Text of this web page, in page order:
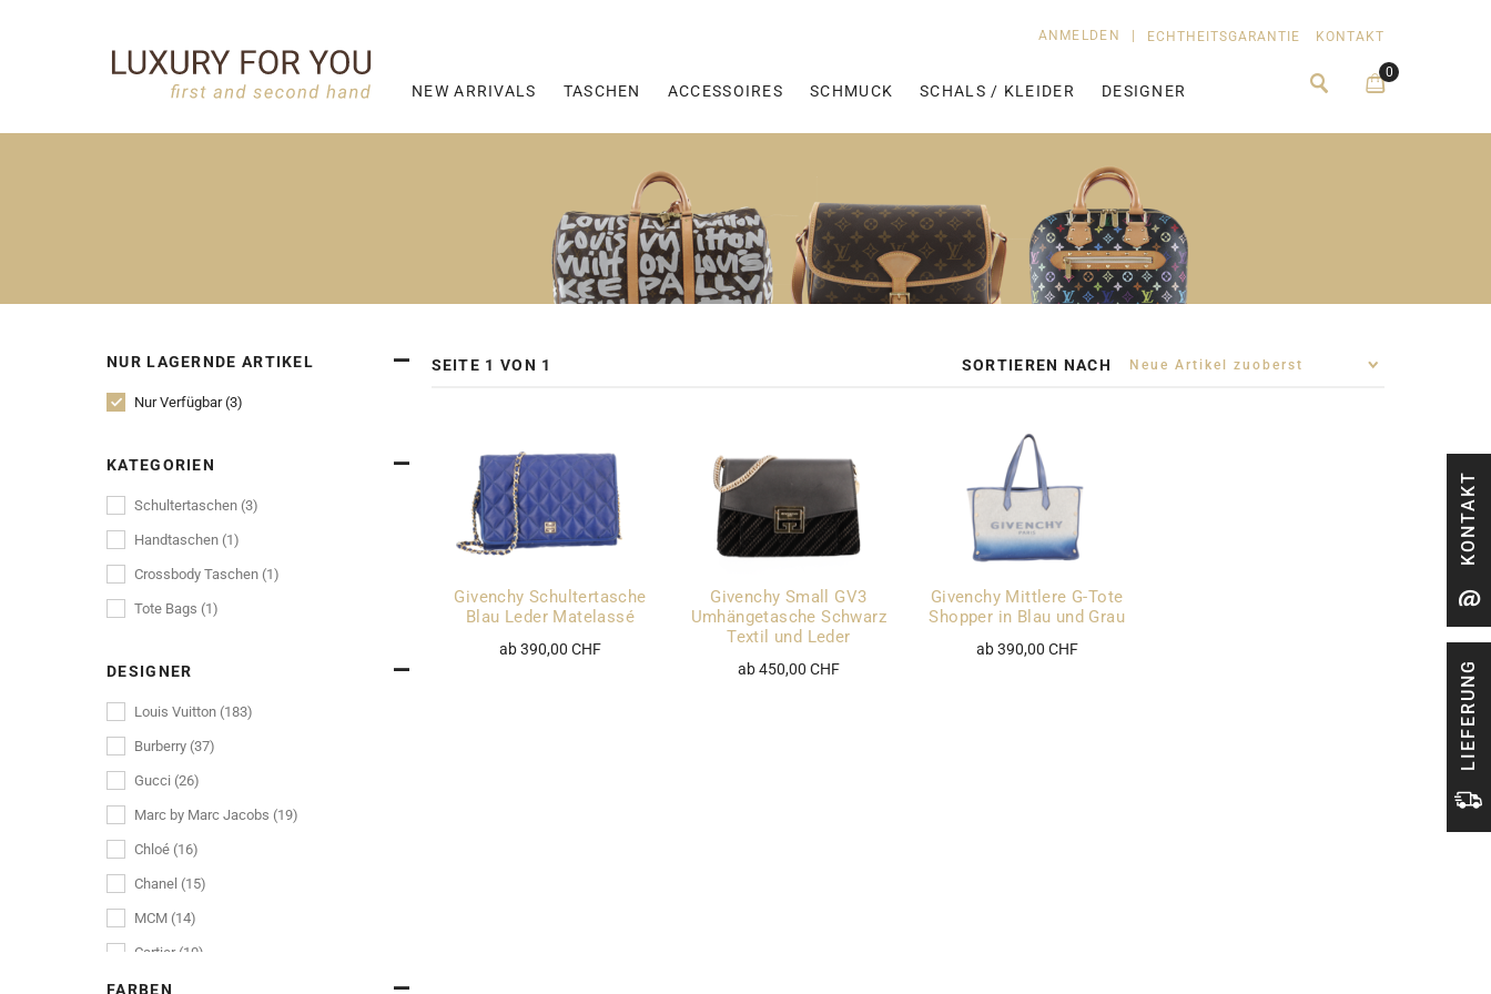
NEW ARRIVALS TASCHEN ACCESSOIRES SCHMUCK SCHALS / KLEIDER DESIGNER
ANMELDEN ECHTHEITSGARANTIE KONTAKT
0
LIEFERUNG
KONTAKT
NUR LAGERNDE ARTIKEL
Nur Verfügbar (3)
KATEGORIEN
Schultertaschen (3)
Handtaschen (1)
Crossbody Taschen (1)
Tote Bags (1)
DESIGNER
Louis Vuitton (183)
Burberry (37)
Gucci (26)
Marc by Marc Jacobs (19)
Chloé (16)
Chanel (15)
MCM (14)
Cartier (10)
Dolce & Gabbana (10)
FARBEN
SEITE 1 VON 1 SORTIEREN NACH
Givenchy Schultertasche
Blau Leder Matelassé
ab 390,00 CHF
Givenchy Small GV3
Umhängetasche Schwarz
Textil und Leder
ab 450,00 CHF
Givenchy Mittlere G-Tote
Shopper in Blau und Grau
ab 390,00 CHF